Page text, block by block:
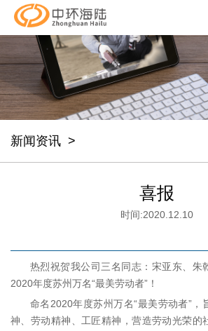
新闻资讯 >
喜报
时间:2020.12.10
热烈祝贺我公司三名同志：宋亚东、
2020年度苏州万名“最美劳动者”！
命名2020年度苏州万名“最美劳动者”，
神、劳动精神、工匠精神，营造劳动光荣的